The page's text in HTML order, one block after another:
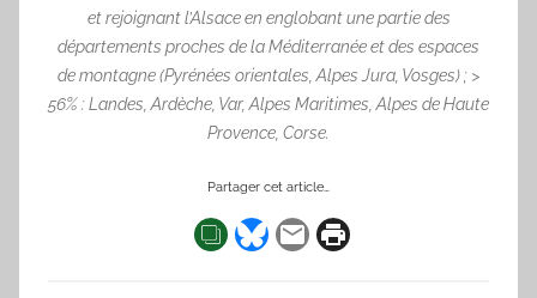
et rejoignant l’Alsace en englobant une partie des
départements proches de la Méditerranée et des espaces
de montagne (Pyrénées orientales, Alpes Jura, Vosges) ; >
56% : Landes, Ardèche, Var, Alpes Maritimes, Alpes de Haute
Provence, Corse.
Partager cet article…